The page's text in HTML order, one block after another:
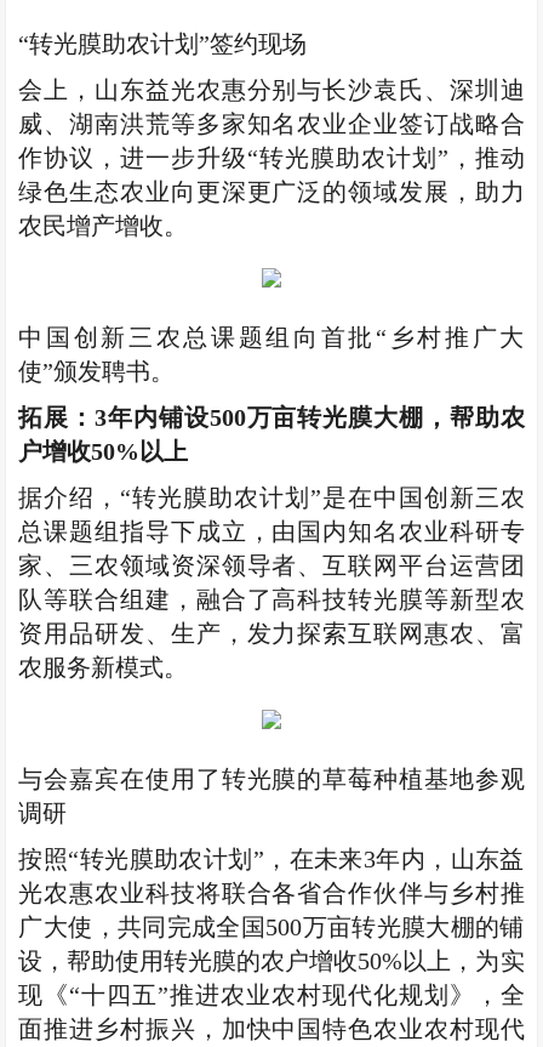
“转光膜助农计划”签约现场
会上，山东益光农惠分别与长沙袁氏、深圳迪
威、湖南洪荒等多家知名农业企业签订战略合
作协议，进一步升级“转光膜助农计划”，推动
绿色生态农业向更深更广泛的领域发展，助力
农民增产增收。
中国创新三农总课题组向首批“乡村推广大
使”颁发聘书。
拓展：3年内铺设500万亩转光膜大棚，帮助农
户增收50%以上
据介绍，“转光膜助农计划”是在中国创新三农
总课题组指导下成立，由国内知名农业科研专
家、三农领域资深领导者、互联网平台运营团
队等联合组建，融合了高科技转光膜等新型农
资用品研发、生产，发力探索互联网惠农、富
农服务新模式。
与会嘉宾在使用了转光膜的草莓种植基地参观
调研
按照“转光膜助农计划”，在未来3年内，山东益
光农惠农业科技将联合各省合作伙伴与乡村推
广大使，共同完成全国500万亩转光膜大棚的铺
设，帮助使用转光膜的农户增收50%以上，为实
现《“十四五”推进农业农村现代化规划》，全
面推进乡村振兴，加快中国特色农业农村现代